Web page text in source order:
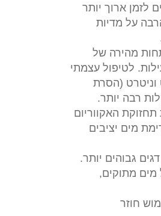
לזמן ארוך יותר
על מדיות
מהירה של
לטיפול עצמתי
וניטרט (הסרת
רבה יותר.
האקווריום
מים יציבים
גבוהים יותר.
מים מתוקים,
חוזר